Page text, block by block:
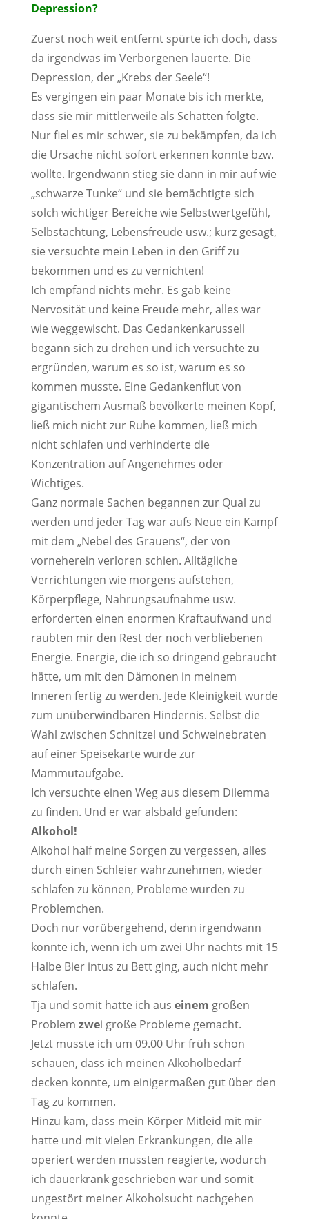
Depression?
Zuerst noch weit entfernt spürte ich doch, dass
da irgendwas im Verborgenen lauerte. Die
Depression, der „Krebs der Seele“!
Es vergingen ein paar Monate bis ich merkte,
dass sie mir mittlerweile als Schatten folgte.
Nur fiel es mir schwer, sie zu bekämpfen, da ich
die Ursache nicht sofort erkennen konnte bzw.
wollte. Irgendwann stieg sie dann in mir auf wie
„schwarze Tunke“ und sie bemächtigte sich
solch wichtiger Bereiche wie Selbstwertgefühl,
Selbstachtung, Lebensfreude usw.; kurz gesagt,
sie versuchte mein Leben in den Griff zu
bekommen und es zu vernichten!
Ich empfand nichts mehr. Es gab keine
Nervosität und keine Freude mehr, alles war
wie weggewischt. Das Gedankenkarussell
begann sich zu drehen und ich versuchte zu
ergründen, warum es so ist, warum es so
kommen musste. Eine Gedankenflut von
gigantischem Ausmaß bevölkerte meinen Kopf,
ließ mich nicht zur Ruhe kommen, ließ mich
nicht schlafen und verhinderte die
Konzentration auf Angenehmes oder
Wichtiges.
Ganz normale Sachen begannen zur Qual zu
werden und jeder Tag war aufs Neue ein Kampf
mit dem „Nebel des Grauens“, der von
vorneherein verloren schien. Alltägliche
Verrichtungen wie morgens aufstehen,
Körperpflege, Nahrungsaufnahme usw.
erforderten einen enormen Kraftaufwand und
raubten mir den Rest der noch verbliebenen
Energie. Energie, die ich so dringend gebraucht
hätte, um mit den Dämonen in meinem
Inneren fertig zu werden. Jede Kleinigkeit wurde
zum unüberwindbaren Hindernis. Selbst die
Wahl zwischen Schnitzel und Schweinebraten
auf einer Speisekarte wurde zur
Mammutaufgabe.
Ich versuchte einen Weg aus diesem Dilemma
zu finden. Und er war alsbald gefunden:
Alkohol!
Alkohol half meine Sorgen zu vergessen, alles
durch einen Schleier wahrzunehmen, wieder
schlafen zu können, Probleme wurden zu
Problemchen.
Doch nur vorübergehend, denn irgendwann
konnte ich, wenn ich um zwei Uhr nachts mit 15
Halbe Bier intus zu Bett ging, auch nicht mehr
schlafen.
Tja und somit hatte ich aus einem großen
Problem zwei große Probleme gemacht.
Jetzt musste ich um 09.00 Uhr früh schon
schauen, dass ich meinen Alkoholbedarf
decken konnte, um einigermaßen gut über den
Tag zu kommen.
Hinzu kam, dass mein Körper Mitleid mit mir
hatte und mit vielen Erkrankungen, die alle
operiert werden mussten reagierte, wodurch
ich dauerkrank geschrieben war und somit
ungestört meiner Alkoholsucht nachgehen